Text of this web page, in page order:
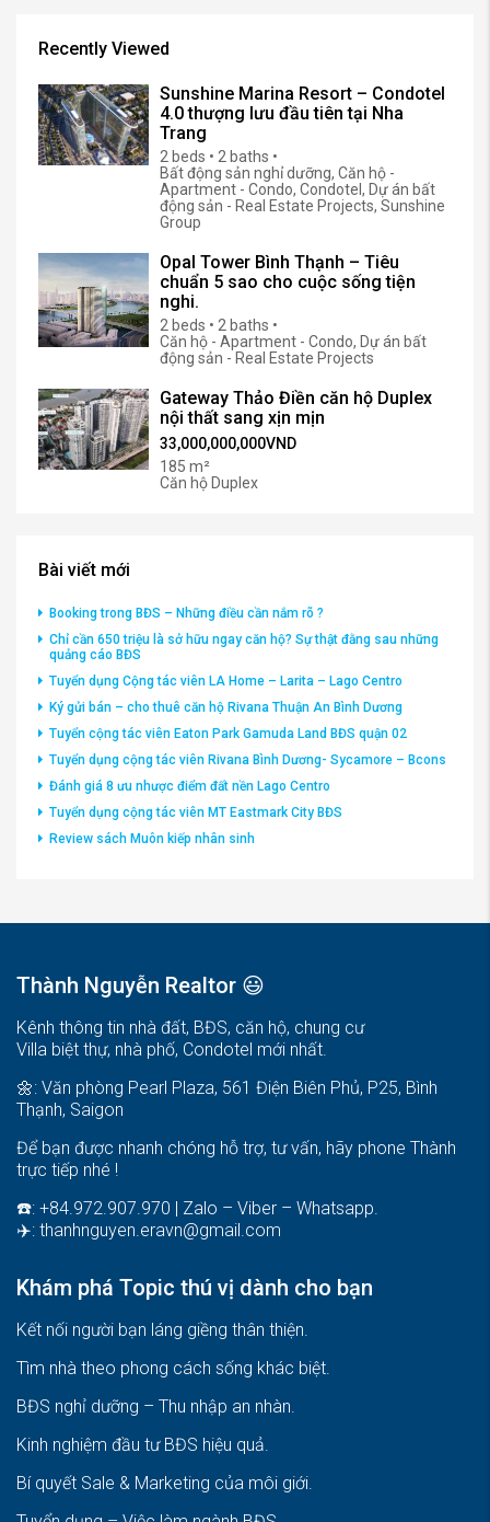
Recently Viewed
Sunshine Marina Resort – Condotel
4.0 thượng lưu đầu tiên tại Nha
Trang
2 beds • 2 baths •
Bất động sản nghỉ dưỡng, Căn hộ -
Apartment - Condo, Condotel, Dự án bất
động sản - Real Estate Projects, Sunshine
Group
Opal Tower Bình Thạnh – Tiêu
chuẩn 5 sao cho cuộc sống tiện
nghi.
2 beds • 2 baths •
Căn hộ - Apartment - Condo, Dự án bất
động sản - Real Estate Projects
Gateway Thảo Điền căn hộ Duplex
nội thất sang xịn mịn
33,000,000,000VND
185 m²
Căn hộ Duplex
Bài viết mới
Booking trong BĐS – Những điều cần nắm rõ ?
Chỉ cần 650 triệu là sở hữu ngay căn hộ? Sự thật đằng sau những
quảng cáo BĐS
Tuyển dụng Cộng tác viên LA Home – Larita – Lago Centro
Ký gửi bán – cho thuê căn hộ Rivana Thuận An Bình Dương
Tuyển cộng tác viên Eaton Park Gamuda Land BĐS quận 02
Tuyển dụng cộng tác viên Rivana Bình Dương- Sycamore – Bcons
Đánh giá 8 ưu nhược điểm đất nền Lago Centro
Tuyển dụng cộng tác viên MT Eastmark City BĐS
Review sách Muôn kiếp nhân sinh
Thành Nguyễn Realtor 😃
Kênh thông tin nhà đất, BĐS, căn hộ, chung cư
Villa biệt thự, nhà phố, Condotel mới nhất.
🌼: Văn phòng Pearl Plaza, 561 Điện Biên Phủ, P25, Bình
Thạnh, Saigon
Để bạn được nhanh chóng hỗ trợ, tư vấn, hãy phone Thành
trực tiếp nhé !
☎️: +84.972.907.970 | Zalo – Viber – Whatsapp.
✈️: thanhnguyen.eravn@gmail.com
Khám phá Topic thú vị dành cho bạn
Kết nối người bạn láng giềng thân thiện.
Tìm nhà theo phong cách sống khác biệt
BĐS nghỉ dưỡng – Thu nhập an nhàn
Kinh nghiệm đầu tư BĐS hiệu quả
Bí quyết Sale & Marketing của môi giới